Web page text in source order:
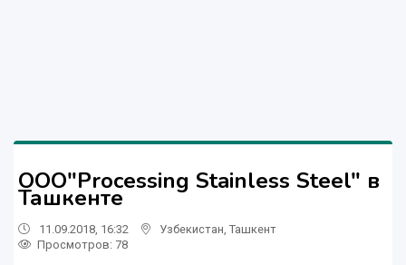
ООО"Processing Stainless Steel" в
Ташкенте
11.09.2018, 16:32 Узбекистан Ташкент
Просмотров: 78